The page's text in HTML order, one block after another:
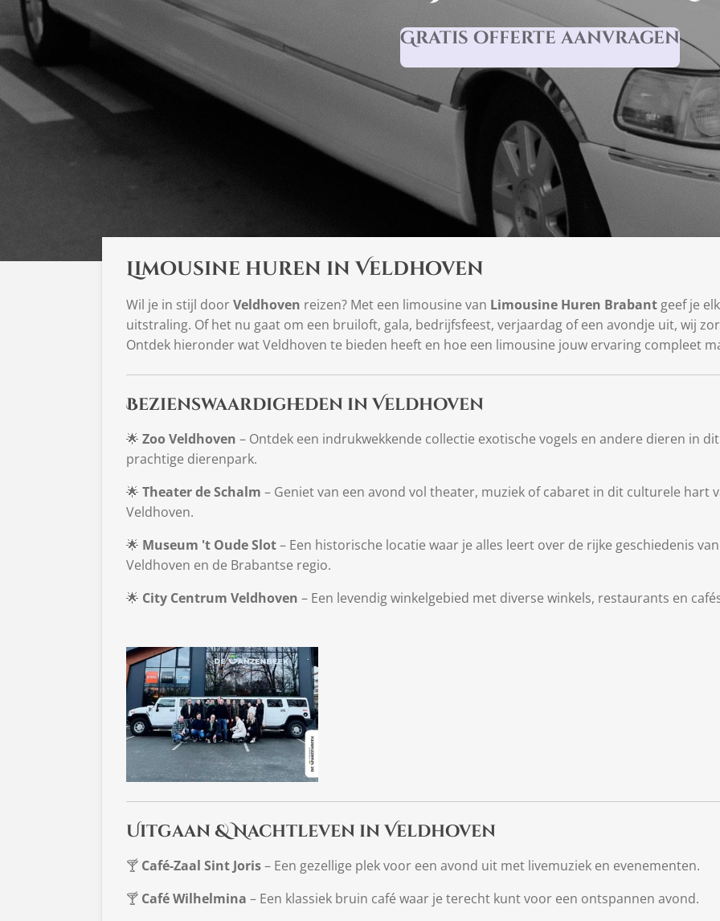
Gratis offerte aanvragen
Limousine huren in Veldhoven
Wil je in stijl doorVeldhoven reizen? Met een limousine van Limousine Huren Brabant geef je
uitstraling. Of het nu gaat om een bruiloft, gala, bedrijfsfeest, verjaardag of een avondje uit, wij
Ontdek hieronder wat Veldhoven te bieden heeft en hoe een limousine jouw ervaring compleet
Bezienswaardigheden in Veldhoven
🌟 Zoo Veldhoven – Ontdek een indrukwekkende collectie exotische vogels en andere dieren in dit
prachtige dierenpark.
🌟 Theater de Schalm – Geniet van een avond vol theater, muziek of cabaret in dit culturele hart
Veldhoven.
🌟 Museum 't Oude Slot– Een historische locatie waar je alles leert over de rijke geschiedenis van
Veldhoven en de Brabantse regio.
🌟 City Centrum Veldhoven – Een levendig winkelgebied met diverse winkels, restaurants en
Uitgaan & Nachtleven in Veldhoven
🍸 Café-Zaal Sint Joris– Een gezellige plek voor een avond uit met livemuziek en evenementen.
🍸 Café Wilhelmina – Een klassiek bruin café waar je terecht kunt voor een ontspannen avond.